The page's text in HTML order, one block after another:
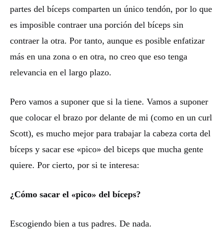
partes del bíceps comparten un único tendón, por lo que
es imposible contraer una porción del bíceps sin
contraer la otra. Por tanto, aunque es posible enfatizar
más en una zona o en otra, no creo que eso tenga
relevancia en el largo plazo.
Pero vamos a suponer que si la tiene. Vamos a suponer
que colocar el brazo por delante de mi (como en un curl
Scott), es mucho mejor para trabajar la cabeza corta del
bíceps y sacar ese «pico» del biceps que mucha gente
quiere. Por cierto, por si te interesa:
¿Cómo sacar el «pico» del bíceps?
Escogiendo bien a tus padres. De nada.